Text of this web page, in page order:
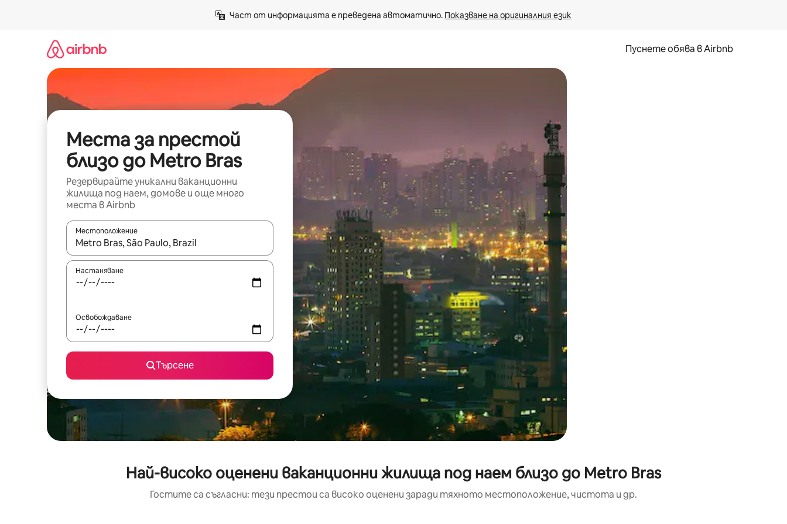
Част от информацията е преведена автоматично. Показване на оригиналния език
Пуснете обява в Airbnb
Места за престой
близо до Metro Bras
Резервирайте уникални ваканционни
жилища под наем, домове и още много
места в Airbnb
Местоположение
Когато резултатите се покажат, използвайте клавишите със стрелки нагоре и надолу или навигирайте с докосване или плъзгане.
Настаняване
Освобождаване
Търсене
Най-високо оценени ваканционни жилища под наем близо до Metro Bras
Гостите са съгласни: тези престои са високо оценени заради тяхното местоположение, чистота и др.